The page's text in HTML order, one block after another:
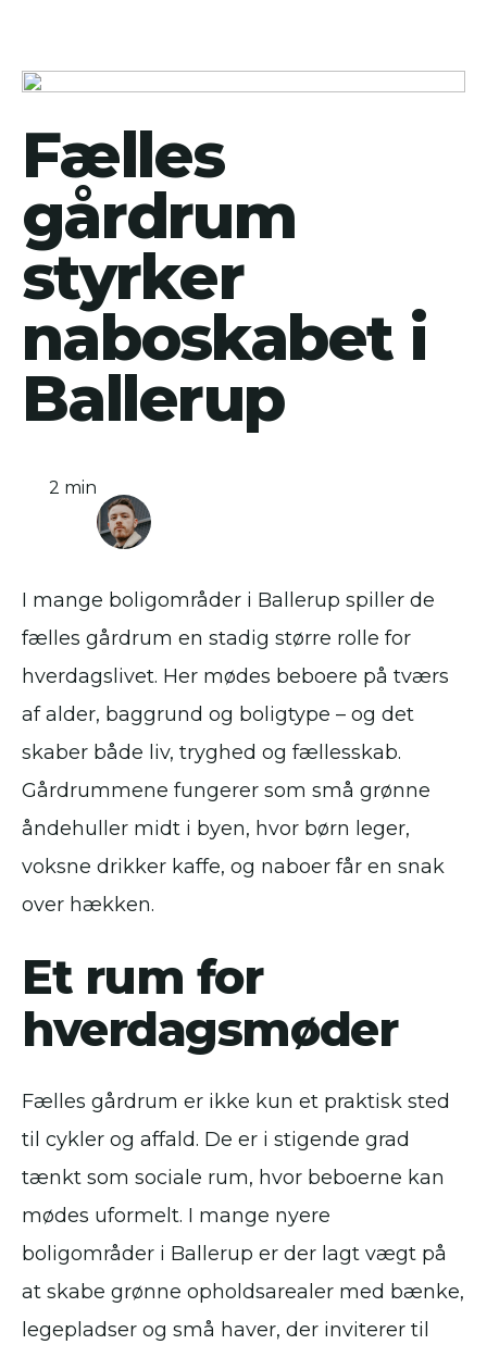
Fælles
gårdrum
styrker
naboskabet i
Ballerup
2 min
I mange boligområder i Ballerup spiller de
fælles gårdrum en stadig større rolle for
hverdagslivet. Her mødes beboere på tværs
af alder, baggrund og boligtype – og det
skaber både liv, tryghed og fællesskab.
Gårdrummene fungerer som små grønne
åndehuller midt i byen, hvor børn leger,
voksne drikker kaffe, og naboer får en snak
over hækken.
Et rum for
hverdagsmøder
Fælles gårdrum er ikke kun et praktisk sted
til cykler og affald. De er i stigende grad
tænkt som sociale rum, hvor beboerne kan
mødes uformelt. I mange nyere
boligområder i Ballerup er der lagt vægt på
at skabe grønne opholdsarealer med bænke,
legepladser og små haver, der inviterer til